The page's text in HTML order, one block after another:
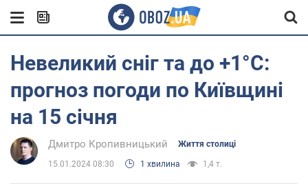
Невеликий сніг та до +1°С:
прогноз погоди по Київщині
на 15 січня
Дмитро Кропивницький Життя столиці
15.01.2024 08:30 1 хвилина 1,4 т.